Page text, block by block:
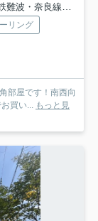
・奈良線「富雄」駅 徒歩5分
リング
部屋です！南西向
買い...
もっと見